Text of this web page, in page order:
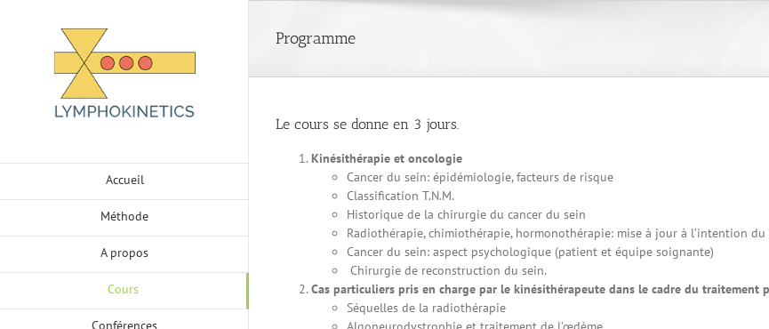
Accueil
Méthode
A propos
Cours
Conférences
Programme
Le cours se donne en 3 jours.
Kinésithérapie et oncologie
Cancer du sein: épidémiologie, facteurs de risque
Classification T.N.M.
Historique de la chirurgie du cancer du sein
Radiothérapie, chimiothérapie, hormonothérapie: mise à jour à l’intention
Cancer du sein: aspect psychologique (patient et équipe soignante)
Chirurgie de reconstruction du sein.
Cas particuliers pris en charge par le kinésithérapeute dans le cadre du traitement
Séquelles de la radiothérapie